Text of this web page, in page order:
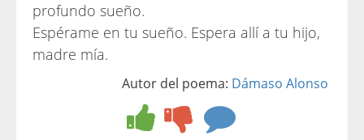
profundo sueño.
Espérame en tu sueño. Espera allí a tu hijo,
madre mía.
Autor del poema: Dámaso Alonso